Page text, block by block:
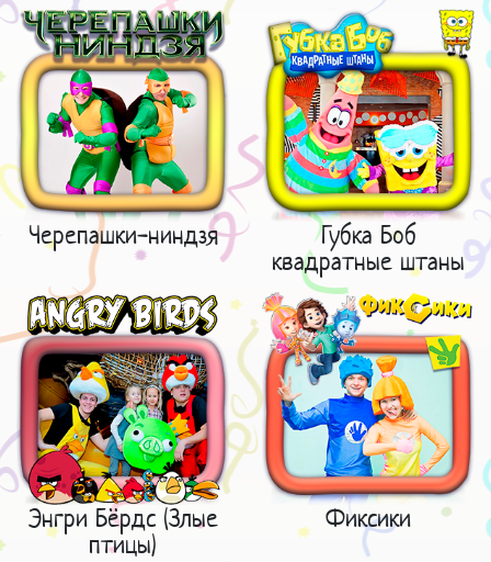
Черепашки-ниндзя
Губка Боб
квадратные штаны
Энгри Бёрдс (Злые
птицы)
Фиксики